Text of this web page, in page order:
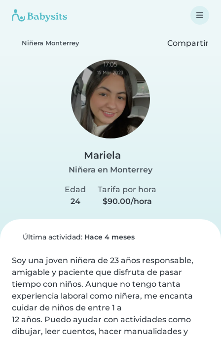
Niñera Monterrey Compartir
Mariela
Niñera en Monterrey
Edad
24
Tarifa por hora
$90.00/hora
Última actividad: Hace 4 meses
Soy una joven niñera de 23 años responsable,
amigable y paciente que disfruta de pasar
tiempo con niños. Aunque no tengo tanta
experiencia laboral como niñera, me encanta
cuidar de niños de entre 1 a
12 años. Puedo ayudar con actividades como
dibujar, leer cuentos, hacer manualidades y